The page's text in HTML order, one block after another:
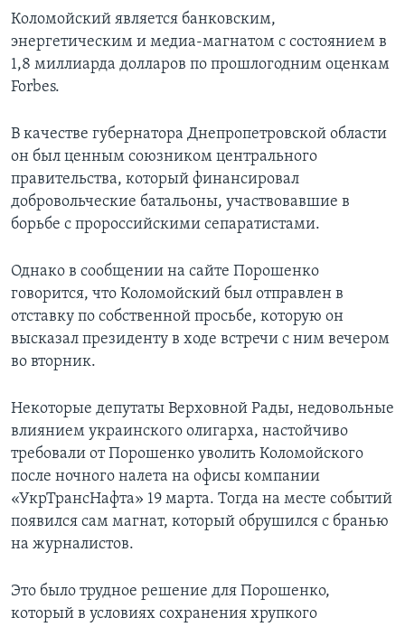
Коломойский является банковским,
энергетическим и медиа-магнатом с состоянием в
1,8 миллиарда долларов по прошлогодним оценкам
Forbes.
В качестве губернатора Днепропетровской области
он был ценным союзником центрального
правительства, который финансировал
добровольческие батальоны, участвовавшие в
борьбе с пророссийскими сепаратистами.
Однако в сообщении на сайте Порошенко
говорится, что Коломойский был отправлен в
отставку по собственной просьбе, которую он
высказал президенту в ходе встречи с ним вечером
во вторник.
Некоторые депутаты Верховной Рады, недовольные
влиянием украинского олигарха, настойчиво
требовали от Порошенко уволить Коломойского
после ночного налета на офисы компании
«УкрТрансНафта» 19 марта. Тогда на месте событий
появился сам магнат, который обрушился с бранью
на журналистов.
Это было трудное решение для Порошенко,
который в условиях сохранения хрупкого